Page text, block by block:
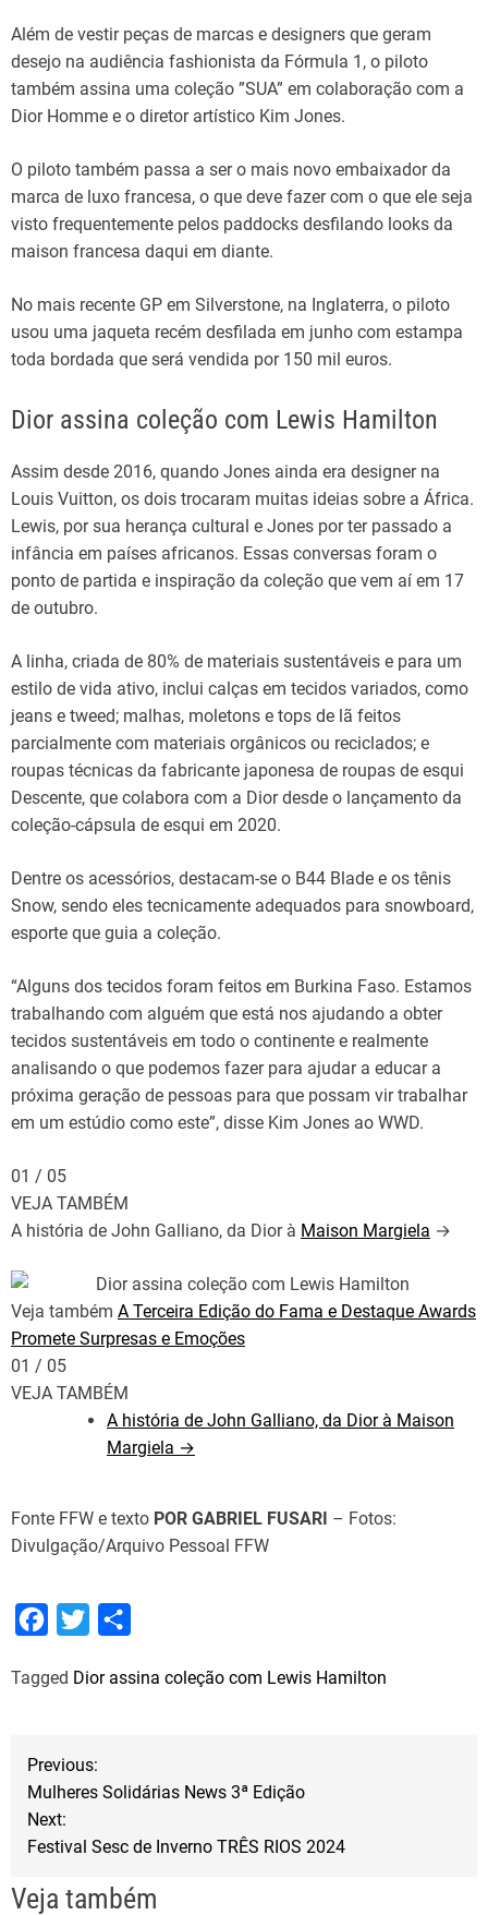
Além de vestir peças de marcas e designers que geram
desejo na audiência fashionista da Fórmula 1, o piloto
também assina uma coleção ”SUA” em colaboração com a
Dior Homme e o diretor artístico Kim Jones.
O piloto também passa a ser o mais novo embaixador da
marca de luxo francesa, o que deve fazer com o que ele seja
visto frequentemente pelos paddocks desfilando looks da
maison francesa daqui em diante.
No mais recente GP em Silverstone, na Inglaterra, o piloto
usou uma jaqueta recém desfilada em junho com estampa
toda bordada que será vendida por 150 mil euros.
Dior assina coleção com Lewis Hamilton
Assim desde 2016, quando Jones ainda era designer na
Louis Vuitton, os dois trocaram muitas ideias sobre a África.
Lewis, por sua herança cultural e Jones por ter passado a
infância em países africanos. Essas conversas foram o
ponto de partida e inspiração da coleção que vem aí em 17
de outubro.
A linha, criada de 80% de materiais sustentáveis e para um
estilo de vida ativo, inclui calças em tecidos variados, como
jeans e tweed; malhas, moletons e tops de lã feitos
parcialmente com materiais orgânicos ou reciclados; e
roupas técnicas da fabricante japonesa de roupas de esqui
Descente, que colabora com a Dior desde o lançamento da
coleção-cápsula de esqui em 2020.
Dentre os acessórios, destacam-se o B44 Blade e os tênis
Snow, sendo eles tecnicamente adequados para snowboard,
esporte que guia a coleção.
“Alguns dos tecidos foram feitos em Burkina Faso. Estamos
trabalhando com alguém que está nos ajudando a obter
tecidos sustentáveis ​​em todo o continente e realmente
analisando o que podemos fazer para ajudar a educar a
próxima geração de pessoas para que possam vir trabalhar
em um estúdio como este”, disse Kim Jones ao WWD.
01 / 05
VEJA TAMBÉM
A história de John Galliano, da Dior à Maison Margiela →
Veja também A Terceira Edição do Fama e Destaque Awards
Promete Surpresas e Emoções
01 / 05
VEJA TAMBÉM
A história de John Galliano, da Dior à Maison
Margiela →
Fonte FFW e texto POR GABRIEL FUSARI – Fotos:
Divulgação/Arquivo Pessoal FFW
c
o
o
k
i
a
Tagged Dior assina coleção com Lewis Hamilton
NPrevious:
Mulheres Solidárias News 3ª Edição
Next:
Festival Sesc de Inverno TRÊS RIOS 2024
Veja também